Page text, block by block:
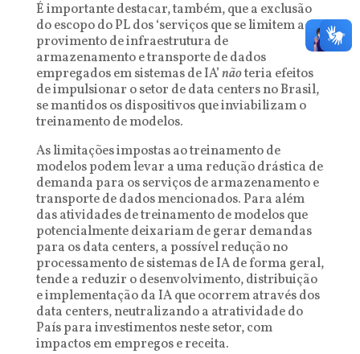
É importante destacar, também, que a exclusão
do escopo do PL dos ‘serviços que se limitem ao
provimento de infraestrutura de
armazenamento e transporte de dados
empregados em sistemas de IA’nãoteria efeitos
de impulsionar o setor de data centers no Brasil,
se mantidos os dispositivos que inviabilizam o
treinamento de modelos.
As limitações impostas ao treinamento de
modelos podem levar a uma redução drástica de
demanda para os serviços de armazenamento e
transporte de dados mencionados. Para além
das atividades de treinamento de modelos que
potencialmente deixariam de gerar demandas
para os data centers, a possível redução no
processamento de sistemas de IA de forma geral,
tende a reduzir o desenvolvimento, distribuição
e implementação da IA que ocorrem através dos
data centers, neutralizando a atratividade do
País para investimentos neste setor, com
impactos em empregos e receita.